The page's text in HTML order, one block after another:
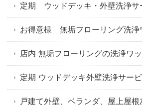
定期 ウッドデッキ・外壁洗浄サ
お得意様 無垢フローリング洗浄
店内 無垢フローリングの洗浄ワ
定期 ウッドデッキ外壁洗浄サー
戸建て外壁、ベランダ、屋上屋